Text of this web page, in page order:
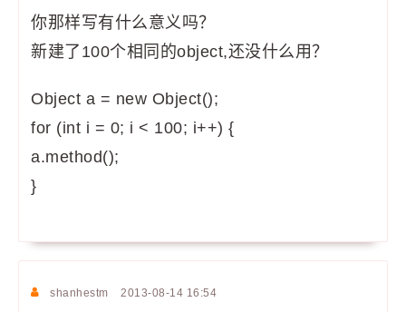
你那样写有什么意义吗？
新建了100个相同的object,还没什么用？
Object a = new Object();
for (int i = 0; i < 100; i++) {
a.method();
}
shanhestm 2013-08-14 16:54